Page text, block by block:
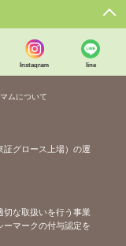
Instagram line
ムについて
証グロース上場）の運
切な取扱いを行う事業
ーマークの付与認定を